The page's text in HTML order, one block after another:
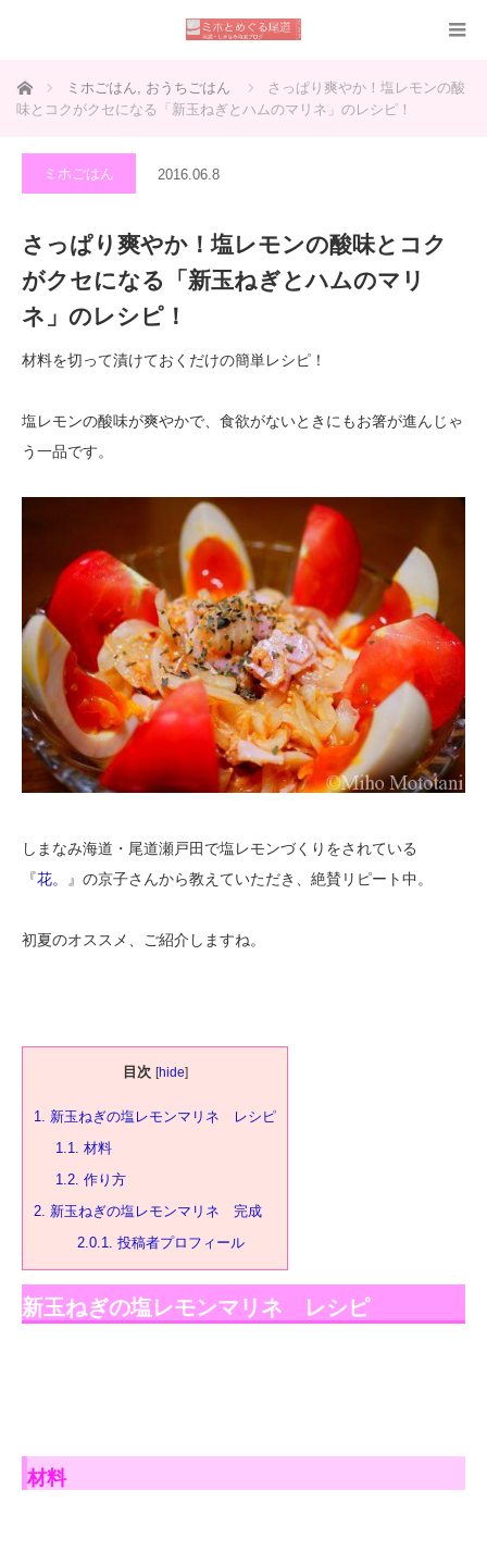
ホーム ミホごはん, おうちごはん
さっぱり爽やか！塩レモンの酸
味とコクがクセになる「新玉ねぎとハムのマリネ」のレシピ！
ミホごはん 2016.06.8
さっぱり爽やか！塩レモンの酸味とコク
がクセになる「新玉ねぎとハムのマリ
ネ」のレシピ！
材料を切って漬けておくだけの簡単レシピ！
塩レモンの酸味が爽やかで、食欲がないときにもお箸が進んじゃ
う一品です。
しまなみ海道・尾道瀬戸田で塩レモンづくりをされている
『花。 』の京子さんから教えていただき、絶賛リピート中。
初夏のオススメ、ご紹介しますね。
目次 [hide]
1. 新玉ねぎの塩レモンマリネ レシピ
1.1. 材料
1.2. 作り方
2. 新玉ねぎの塩レモンマリネ 完成
2.0.1. 投稿者プロフィール
新玉ねぎの塩レモンマリネ レシピ
材料